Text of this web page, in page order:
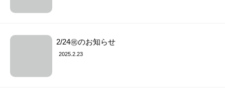
2/24㊗︎のお知らせ
2025.2.23